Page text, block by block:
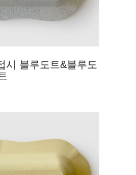
시 블루도트&블루도